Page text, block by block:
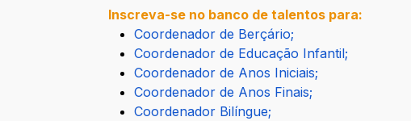
Inscreva-se no banco de talentos para:
Coordenador de Berçário;
Coordenador de Educação Infantil;
Coordenador de Anos Iniciais;
Coordenador de Anos Finais;
Coordenador Bilíngue;